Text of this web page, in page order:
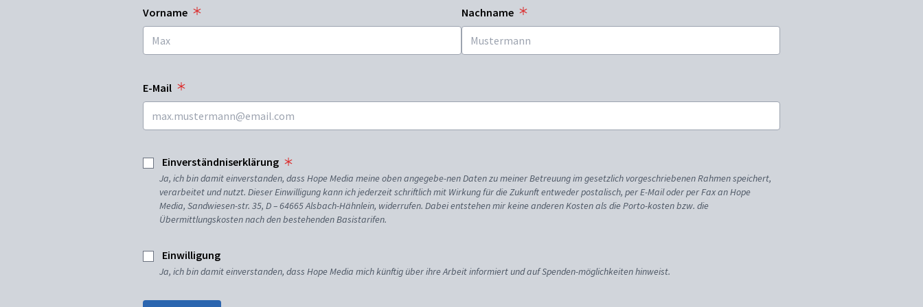
Vorname Nachname
E-Mail
Einverständniserklärung
Ja, ich bin damit einverstanden, dass Hope Media meine oben angegebe-nen Daten zu meiner Betreuung im gesetzlich vorgeschriebenen Rahmen speichert,
verarbeitet und nutzt. Dieser Einwilligung kann ich jederzeit schriftlich mit Wirkung für die Zukunft entweder postalisch, per E-Mail oder per Fax an Hope
Media, Sandwiesen-str. 35, D – 64665 Alsbach-Hähnlein, widerrufen. Dabei entstehen mir keine anderen Kosten als die Porto-kosten bzw. die
Übermittlungskosten nach den bestehenden Basistarifen.
Einwilligung
Ja, ich bin damit einverstanden, dass Hope Media mich künftig über ihre Arbeit informiert und auf Spenden-möglichkeiten hinweist.